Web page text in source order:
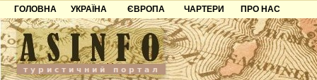
ГОЛОВНА
УКРАЇНА
Карпати
Азов
Причорноморря
ЄВРОПА
Чорногорія
Хорватія
Болгарія
ЧАРТЕРИ
ПРО НАС
Контакти
Партнерам
Додати готель